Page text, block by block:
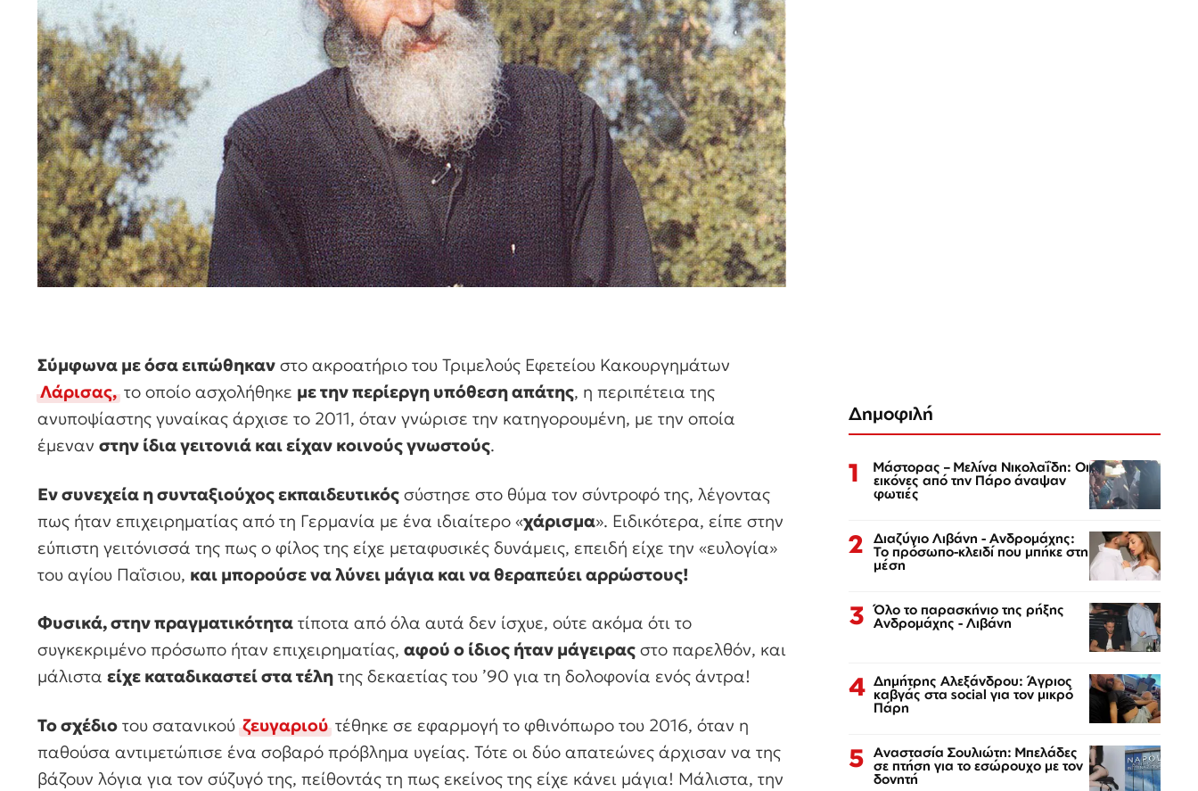
Σύμφωνα με όσα ειπώθηκαν στο ακροατήριο του Τριμελούς Εφετείου Κακουργημάτων
Λάρισας,το οποίο ασχολήθηκε με την περίεργη υπόθεση απάτης, η περιπέτεια της
ανυποψίαστης γυναίκας άρχισε το 2011, όταν γνώρισε την κατηγορουμένη, με την οποία
έμεναν στην ίδια γειτονιά και είχαν κοινούς γνωστούς.
Εν συνεχεία η συνταξιούχος εκπαιδευτικός σύστησε στο θύμα τον σύντροφό της, λέγοντας
πως ήταν επιχειρηματίας από τη Γερμανία με ένα ιδιαίτερο «χάρισμα». Ειδικότερα, είπε στην
εύπιστη γειτόνισσά της πως ο φίλος της είχε μεταφυσικές δυνάμεις, επειδή είχε την «ευλογία»
του αγίου Παΐσιου, και μπορούσε να λύνει μάγια και να θεραπεύει αρρώστους!
Φυσικά, στην πραγματικότητα τίποτα από όλα αυτά δεν ίσχυε, ούτε ακόμα ότι το
συγκεκριμένο πρόσωπο ήταν επιχειρηματίας, αφού ο ίδιος ήταν μάγειρας στο παρελθόν, και
μάλιστα είχε καταδικαστεί στα τέλη της δεκαετίας του ’90 για τη δολοφονία ενός άντρα!
Το σχέδιο του σατανικούζευγαριούτέθηκε σε εφαρμογή το φθινόπωρο του 2016, όταν η
παθούσα αντιμετώπισε ένα σοβαρό πρόβλημα υγείας. Τότε οι δύο απατεώνες άρχισαν να της
βάζουν λόγια για τον σύζυγό της, πείθοντάς τη πως εκείνος της είχε κάνει μάγια! Μάλιστα, την
Δημοφιλή
1 Μάστορας – Μελίνα Νικολαΐδη: Οι
εικόνες από την Πάρο άναψαν
φωτιές
2 Διαζύγιο Λιβάνη - Ανδρομάχης:
Το πρόσωπο-κλειδί που μπήκε στη
μέση
3 Όλο το παρασκήνιο της ρήξης
Ανδρομάχης - Λιβάνη
4 Δημήτρης Αλεξάνδρου: Άγριος
καβγάς στα social για τον μικρό
Πάρη
5 Αναστασία Σουλιώτη: Μπελάδες
σε πτήση για το εσώρουχο με τον
δονητή